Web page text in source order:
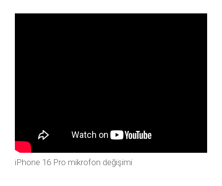
iPhone 16 Pro mikrofon değişimi